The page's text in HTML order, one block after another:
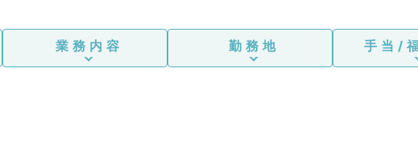
業務内容 勤務地 手当/